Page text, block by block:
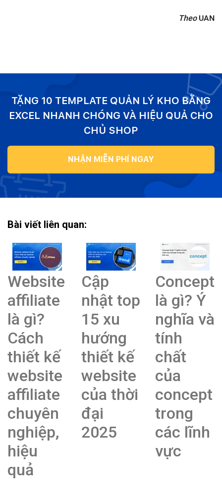
Theo UAN
TẶNG 10 TEMPLATE QUẢN LÝ KHO BẰNG
EXCEL NHANH CHÓNG VÀ HIỆU QUẢ CHO
CHỦ SHOP
NHẬN MIỄN PHÍ NGAY
Bài viết liên quan:
Website
affiliate
là gì?
Cách
thiết kế
website
affiliate
chuyên
nghiệp,
hiệu
quả
Cập
nhật top
15 xu
hướng
thiết kế
website
của thời
đại
2025
Concept
là gì? Ý
nghĩa và
tính
chất
của
concept
trong
các lĩnh
vực